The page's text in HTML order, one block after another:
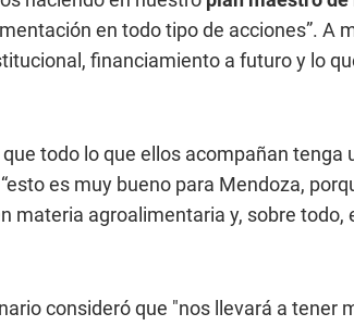
en todo tipo de acciones”. A
financiamiento a futuro y lo
todo lo que ellos acompañan tenga
es muy bueno para Mendoza,
materia agroalimentaria y, sobre todo,
consideró que "nos llevará a tener